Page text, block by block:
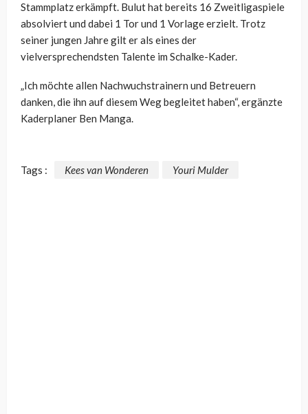
Stammplatz erkämpft. Bulut hat bereits 16 Zweitligaspiele
absolviert und dabei 1 Tor und 1 Vorlage erzielt. Trotz
seiner jungen Jahre gilt er als eines der
vielversprechendsten Talente im Schalke-Kader.
„Ich möchte allen Nachwuchstrainern und Betreuern
danken, die ihn auf diesem Weg begleitet haben“, ergänzte
Kaderplaner Ben Manga.
Tags : Kees van Wonderen Youri Mulder